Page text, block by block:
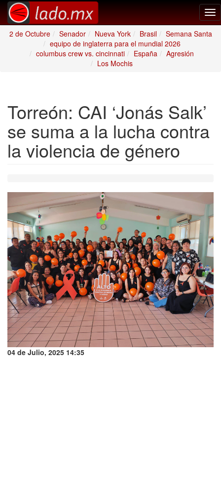
2 de Octubre
Senador Nueva York Brasil
Semana Santa
equipo de inglaterra para el mundial 2026
columbus crew vs. cincinnati
España
Agresión
Los Mochis
Torreón: CAI ‘Jonás Salk’
se suma a la lucha contra
la violencia de género
04 de Julio, 2025 14:35